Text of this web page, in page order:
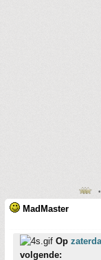
MadMaster
Op
volgende: